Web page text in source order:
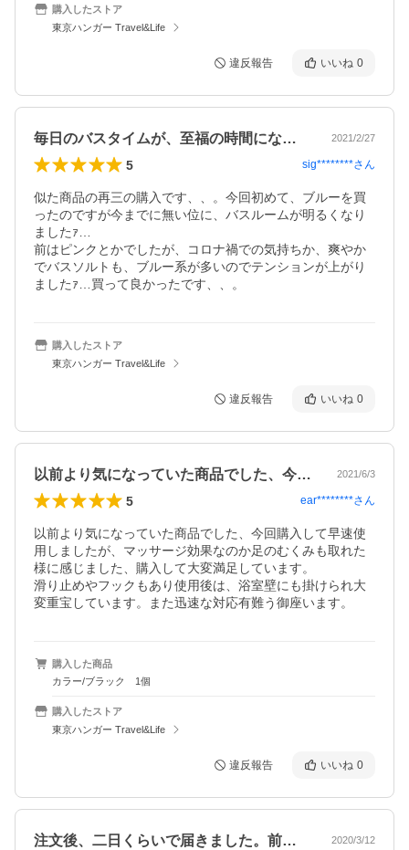
購入したストア
東京ハンガー Travel&Life
違反報告 いいね 0
毎日のバスタイムが、至福の時間になります 2021/2/27
5 sig********さん
似た商品の再三の購入です、、。今回初めて、ブルーを買
ったのですが今までに無い位に、バスルームが明るくなり
ましたｧ…
前はピンクとかでしたが、コロナ禍での気持ちか、爽やか
でバスソルトも、ブルー系が多いのでテンションが上がり
ましたｧ…買って良かったです、、。
購入したストア
東京ハンガー Travel&Life
違反報告 いいね 0
以前より気になっていた商品でした、今回… 2021/6/3
5 ear********さん
以前より気になっていた商品でした、今回購入して早速使
用しましたが、マッサージ効果なのか足のむくみも取れた
様に感じました、購入して大変満足しています。
滑り止めやフックもあり使用後は、浴室壁にも掛けられ大
変重宝しています。また迅速な対応有難う御座います。
購入した商品
カラー/ブラック 1個
購入したストア
東京ハンガー Travel&Life
違反報告 いいね 0
注文後、二日くらいで届きました。前々か… 2020/3/12